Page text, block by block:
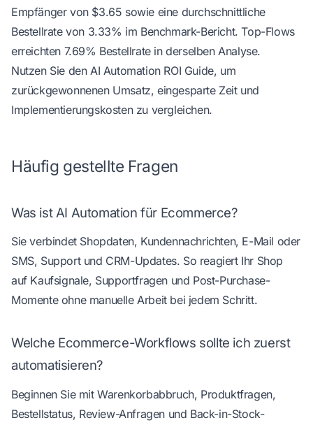
Empfänger von $3.65 sowie eine durchschnittliche
Bestellrate von 3.33% im Benchmark-Bericht. Top-Flows
erreichten 7.69% Bestellrate in derselben Analyse.
Nutzen Sie den AI Automation ROI Guide, um
zurückgewonnenen Umsatz, eingesparte Zeit und
Implementierungskosten zu vergleichen.
Häufig gestellte Fragen
Was ist AI Automation für Ecommerce?
Sie verbindet Shopdaten, Kundennachrichten, E-Mail oder
SMS, Support und CRM-Updates. So reagiert Ihr Shop
auf Kaufsignale, Supportfragen und Post-Purchase-
Momente ohne manuelle Arbeit bei jedem Schritt.
Welche Ecommerce-Workflows sollte ich zuerst
automatisieren?
Beginnen Sie mit Warenkorbabbruch, Produktfragen,
Bestellstatus, Review-Anfragen und Back-in-Stock-